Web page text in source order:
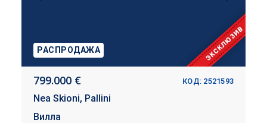
РАСПРОДАЖА ЭКСКЛЮЗИВ
799.000 € КОД: 2521593
Nea Skioni, Pallini
Вилла